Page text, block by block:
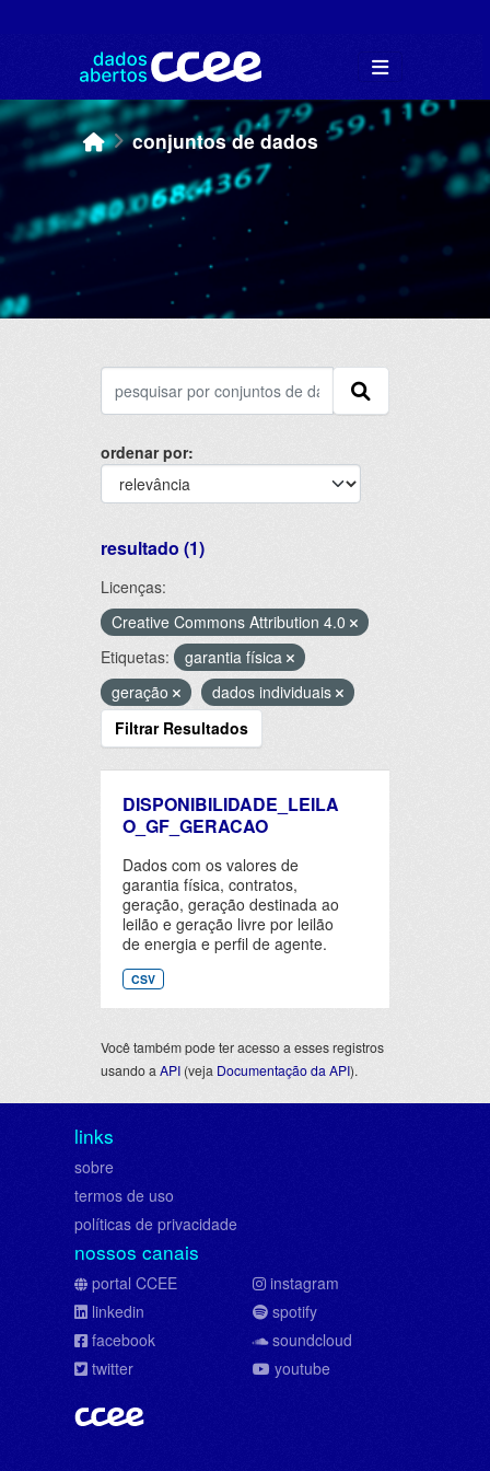
conjuntos de dados
ordenar por
resultado (1)
Licenças:
Creative Commons Attribution 4.0
Etiquetas:
garantia física
geração
dados individuais
Filtrar Resultados
DISPONIBILIDADE_LEILA
O_GF_GERACAO
Dados com os valores de
garantia física, contratos,
geração, geração destinada ao
leilão e geração livre por leilão
de energia e perfil de agente.
CSV
Você também pode ter acesso a esses registros
usando a API (veja Documentação da API).
links
sobre
termos de uso
políticas de privacidade
nossos canais
portal CCEE
linkedin
facebook
twitter
instagram
spotify
soundcloud
youtube